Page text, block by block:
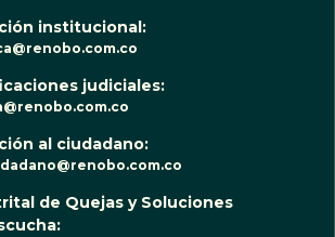
institucional:
judiciales:
al ciudadano:
de Quejas y Soluciones